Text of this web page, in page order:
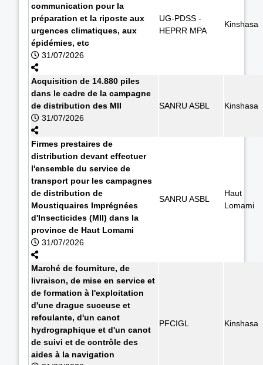
communication pour la
préparation et la riposte aux
urgences climatiques, aux
épidémies, etc
31/07/2026
UG-PDSS -
HEPRR MPA
Kinshasa
Acquisition de 14.880 piles
dans le cadre de la campagne
de distribution des MII
31/07/2026
SANRU ASBL Kinshasa
Firmes prestaires de
distribution devant effectuer
l'ensemble du service de
transport pour les campagnes
de distribution de
Moustiquaires Imprégnées
d'Insecticides (MII) dans la
province de Haut Lomami
31/07/2026
SANRU ASBL
Haut
Lomami
Marché de fourniture, de
livraison, de mise en service et
de formation à l'exploitation
d'une drague suceuse et
refoulante, d'un canot
hydrographique et d'un canot
de suivi et de contrôle des
aides à la navigation
PFCIGL Kinshasa